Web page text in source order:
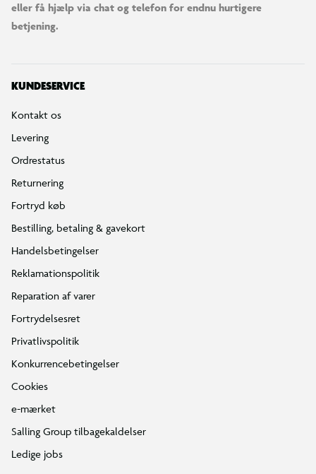
eller få hjælp via chat og telefon for endnu hurtigere
betjening.
KUNDESERVICE
Kontakt os
Levering
Ordrestatus
Returnering
Fortryd køb
Bestilling, betaling & gavekort
Handelsbetingelser
Reklamationspolitik
Reparation af varer
Fortrydelsesret
Privatlivspolitik
Konkurrencebetingelser
Cookies
e-mærket
Salling Group tilbagekaldelser
Ledige jobs